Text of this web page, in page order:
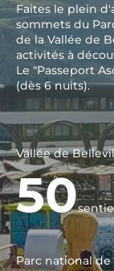
Faites le plein
sommets du
de la Vallée de
activités à
Le "Passeport
(dès 6 nuits).
Vallée de
50
Parc national de